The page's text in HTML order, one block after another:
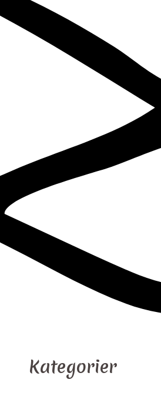
Kategorier